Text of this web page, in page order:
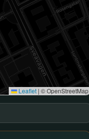
Leaflet | © OpenStreetMap